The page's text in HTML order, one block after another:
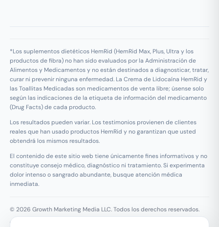
*Los suplementos dietéticos HemRid (HemRid Max, Plus, Ultra y los
productos de fibra) no han sido evaluados por la Administración de
Alimentos y Medicamentos y no están destinados a diagnosticar, tratar,
curar ni prevenir ninguna enfermedad. La Crema de Lidocaína HemRid y
las Toallitas Medicadas son medicamentos de venta libre; úsense solo
según las indicaciones de la etiqueta de información del medicamento
(Drug Facts) de cada producto.
Los resultados pueden variar. Los testimonios provienen de clientes
reales que han usado productos HemRid y no garantizan que usted
obtendrá los mismos resultados.
El contenido de este sitio web tiene únicamente fines informativos y no
constituye consejo médico, diagnóstico ni tratamiento. Si experimenta
dolor intenso o sangrado abundante, busque atención médica
inmediata.
© 2026 Growth Marketing Media LLC. Todos los derechos reservados.
Growth Marketing Media LLC, 126 E Wing St Suite #355, Arlington